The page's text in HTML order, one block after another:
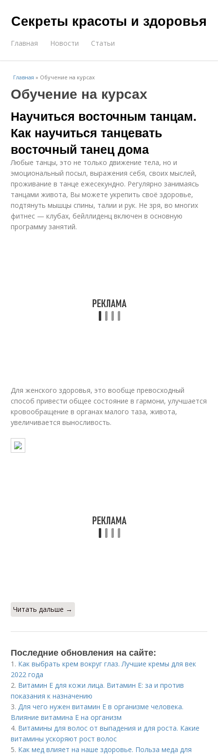
Секреты красоты и здоровья
Главная Новости Статьи
Главная » Обучение на курсах
Обучение на курсах
Научиться восточным танцам.
Как научиться танцевать
восточный танец дома
Любые танцы, это не только движение тела, но и
эмоциональный посыл, выражения себя, своих мыслей,
проживание в танце ежесекундно. Регулярно занимаясь
танцами живота, Вы можете укрепить своё здоровье,
подтянуть мышцы спины, талии и рук. Не зря, во многих
фитнес — клубах, бейллиденц включен в основную
программу занятий.
Для женского здоровья, это вообще превосходный
способ привести общее состояние в гармони, улучшается
кровообращение в органах малого таза, живота,
увеличивается выносливость.
Читать дальше →
Последние обновления на сайте:
1. Как выбрать крем вокруг глаз. Лучшие кремы для век
2022 года
2. Витамин E для кожи лица. Витамин Е: за и против
показания к назначению
3.Для чего нужен витамин Е в организме человека.
Влияние витамина E на организм
4. Витамины для волос от выпадения и для роста. Какие
витамины ускоряют рост волос
5. Как мед влияет на наше здоровье. Польза меда для